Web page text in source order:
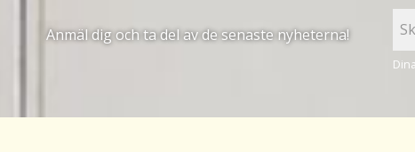
Anmäl dig och ta del av de senaste nyheterna!